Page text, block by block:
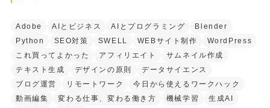
Adobe AIとビジネス AIとプログラミング
Blender
Python
SEO対策 SWELL WEBサイト制作
WordPress
これ買ってよかった
アフィリエイト
サムネイル作成
テキスト生成
デザインの原則
データサイエンス
ブログ運営
リモートワーク
今日から使えるワークハック
動画編集
変わる仕事、変わる働き方 機械学習
生成AI